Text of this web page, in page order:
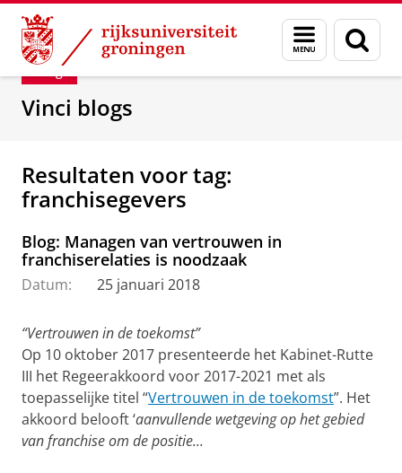
Skip
Content
Skip
Navigation
Menu
en
zoeken
Department of Innovation Management &
Blog
Vinci blogs
Resultaten voor tag:
franchisegevers
Blog: Managen van vertrouwen in
franchiserelaties is noodzaak
Datum: 25 januari 2018
“Vertrouwen in de toekomst”
Op 10 oktober 2017 presenteerde het Kabinet-Rutte
III het Regeerakkoord voor 2017-2021 met als
toepasselijke titel “Vertrouwen in de toekomst”. Het
akkoord belooft ‘aanvullende wetgeving op het gebied
van franchise om de positie...